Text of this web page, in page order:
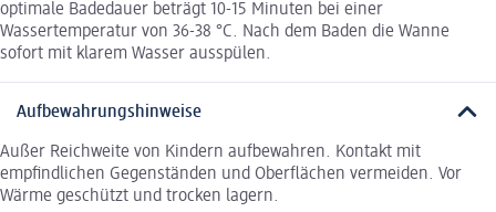
optimale Badedauer beträgt 10-15 Minuten bei einer
Wassertemperatur von 36-38 °C. Nach dem Baden die Wanne
sofort mit klarem Wasser ausspülen.
Aufbewahrungshinweise
Außer Reichweite von Kindern aufbewahren. Kontakt mit
empfindlichen Gegenständen und Oberflächen vermeiden. Vor
Wärme geschützt und trocken lagern.